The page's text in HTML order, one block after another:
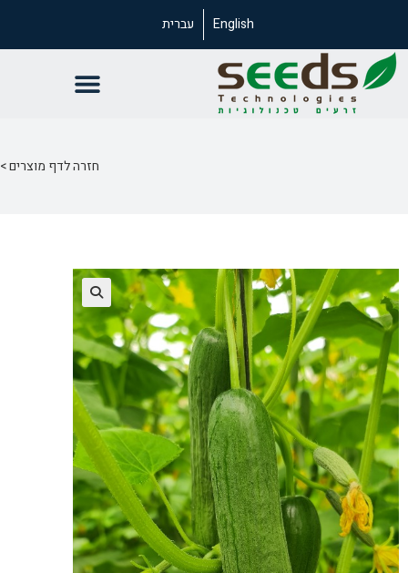
English עברית
חזרה לדף מוצרים >